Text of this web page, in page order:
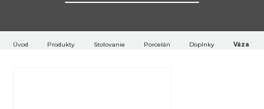
Úvod Produkty Stolovanie Porcelán Doplnky Váza 13